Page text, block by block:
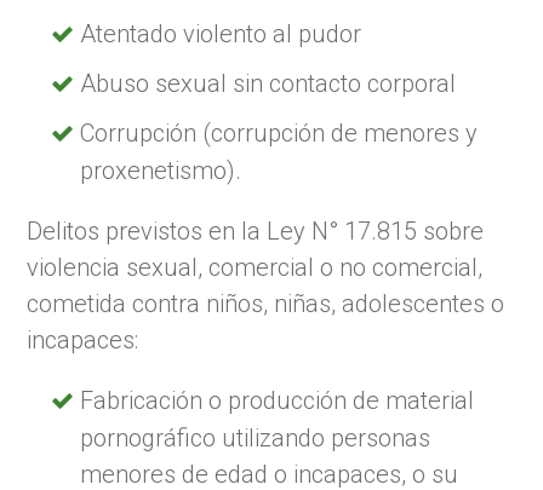
Atentado violento al pudor
Abuso sexual sin contacto corporal
Corrupción (corrupción de menores y
proxenetismo).
Delitos previstos en la Ley N° 17.815 sobre
violencia sexual, comercial o no comercial,
cometida contra niños, niñas, adolescentes o
incapaces:
Fabricación o producción de material
pornográfico utilizando personas
menores de edad o incapaces, o su